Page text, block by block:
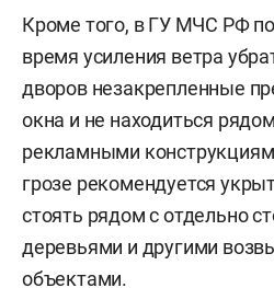
Кроме того, в ГУ МЧС РФ
время усиления ветра
дворов незакрепленные
окна и не находиться
рекламными
грозе рекомендуется
стоять рядом с отдельно
деревьями и другими
объектами.